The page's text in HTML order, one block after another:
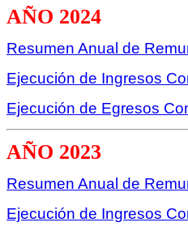
AÑO 2024
Resumen Anual de
Ejecución de Ingresos
Ejecución de Egresos
AÑO 2023
Resumen Anual de
Ejecución de Ingresos